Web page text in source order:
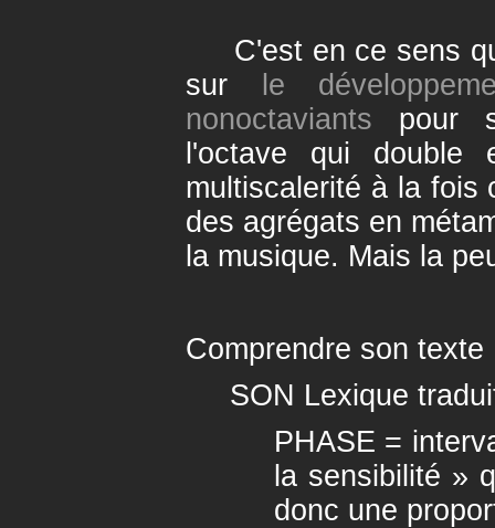
C'est en ce sens
sur
le
nonoctaviants pour
l'octave qui double
multiscalerité à la fois
des agrégats en
la musique. Mais la
Comprendre son texte
SON Lexique
PHASE =
la sensibilité »
donc une